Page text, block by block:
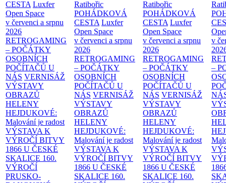
CESTA Luxfer
Open Space
v červenci a srpnu
2026
RETROGAMING
– POČÁTKY
OSOBNÍCH
POČÍTAČŮ U
NÁS VERNISÁŽ
VÝSTAVY
OBRAZŮ
HELENY
HEJDUKOVÉ:
Malování je radost
VÝSTAVA K
VÝROČÍ BITVY
1866 U ČESKÉ
SKALICE 160.
VÝROČÍ
PRUSKO-
Ratibořic
POHÁDKOVÁ
CESTA Luxfer
Open Space
v červenci a srpnu
2026
RETROGAMING
– POČÁTKY
OSOBNÍCH
POČÍTAČŮ U
NÁS VERNISÁŽ
VÝSTAVY
OBRAZŮ
HELENY
HEJDUKOVÉ:
Malování je radost
VÝSTAVA K
VÝROČÍ BITVY
1866 U ČESKÉ
SKALICE 160.
Ratibořic
POHÁDKOVÁ
CESTA Luxfer
Open Space
v červenci a srpnu
2026
RETROGAMING
– POČÁTKY
OSOBNÍCH
POČÍTAČŮ U
NÁS VERNISÁŽ
VÝSTAVY
OBRAZŮ
HELENY
HEJDUKOVÉ:
Malování je radost
VÝSTAVA K
VÝROČÍ BITVY
1866 U ČESKÉ
SKALICE 160.
v
–